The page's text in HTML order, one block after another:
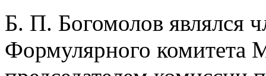
Б. П. Богомолов являлся
Формулярного комитета